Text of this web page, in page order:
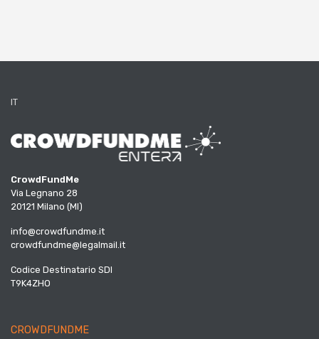
IT
CrowdFundMe
Via Legnano 28
20121 Milano (MI)
info@crowdfundme.it
crowdfundme@legalmail.it
Codice Destinatario SDI
T9K4ZHO
CROWDFUNDME